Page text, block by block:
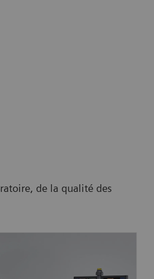
de la qualité des